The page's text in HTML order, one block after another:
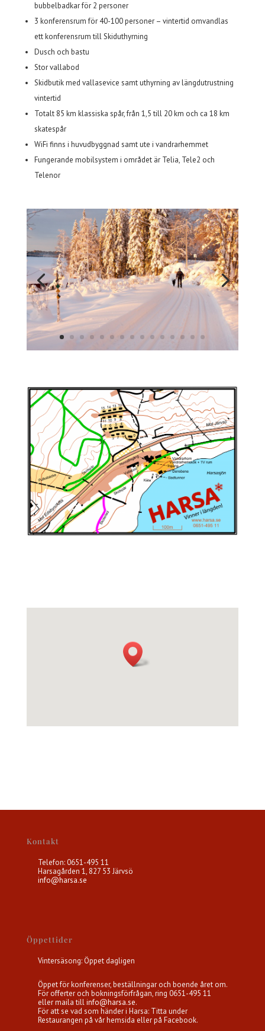
bubbelbadkar för 2 personer
3 konferensrum för 40-100 personer – vintertid omvandlas
ett konferensrum till Skiduthyrning
Dusch och bastu
Stor vallabod
Skidbutik med vallasevice samt uthyrning av längdutrustning
vintertid
Totalt 85 km klassiska spår, från 1,5 till 20 km och ca 18 km
skatespår
WiFi finns i huvudbyggnad samt ute i vandrarhemmet
Fungerande mobilsystem i området är Telia, Tele2 och
Telenor
Kontakt
Telefon: 0651-495 11
Harsagården 1, 827 53 Järvsö
info@harsa.se
Öppettider
Vintersäsong: Öppet dagligen
Öppet för konferenser, beställningar och boende året om.
För offerter och bokningsförfrågan, ring 0651-495 11
eller maila tillinfo@harsa.se.
För att se vad som händer i Harsa: Titta under
Restaurangen på vår hemsida eller på Facebook.